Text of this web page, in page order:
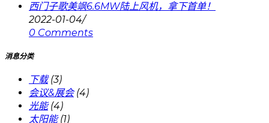
西门子歌美飒6.6MW陆上风机，拿下首单！
2022-01-04/
0 Comments
消息分类
下载 (3)
会议&展会 (4)
光能 (4)
太阳能 (1)